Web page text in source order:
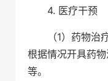
4. 医疗干预
（1）药物
根据情况开具药
等。